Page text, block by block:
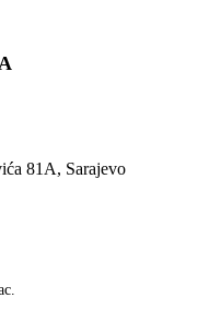
81A, Sarajevo